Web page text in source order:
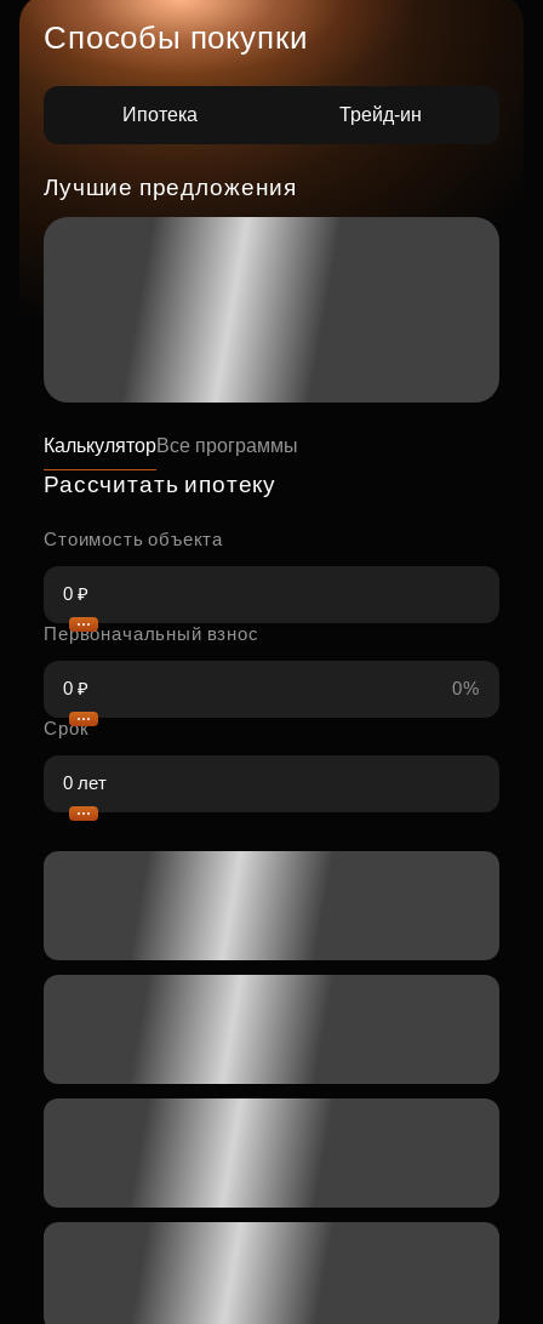
Способы покупки
Ипотека Трейд-ин
Лучшие предложения
КалькуляторВсе программы
Рассчитать ипотеку
Стоимость объекта
Первоначальный взнос
0%
Срок